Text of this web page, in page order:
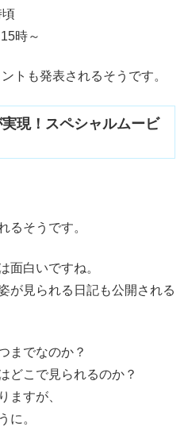
時～
トも発表されるそうです。
現！スペシャルムービ
るそうです。
面白いですね。
が見られる日記も公開される
までなのか？
どこで見られるのか？
ますが、
に。